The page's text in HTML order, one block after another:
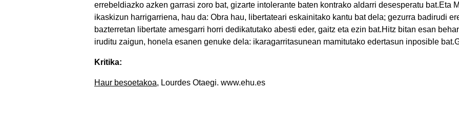
errebeldiazko azken garrasi zoro bat, gizarte intolerante baten kontrako aldarri desesperatu bat.Eta
ikaskizun harrigarriena, hau da: Obra hau, libertateari eskainitako kantu bat dela; gezurra badirudi
bazterretan libertate amesgarri horri dedikatutako abesti eder, gaitz eta ezin bat.Hitz bitan esan
iruditu zaigun, honela esanen genuke dela: ikaragarritasunean mamitutako edertasun inposible
Kritika:
Haur besoetakoa, Lourdes Otaegi. www.ehu.es